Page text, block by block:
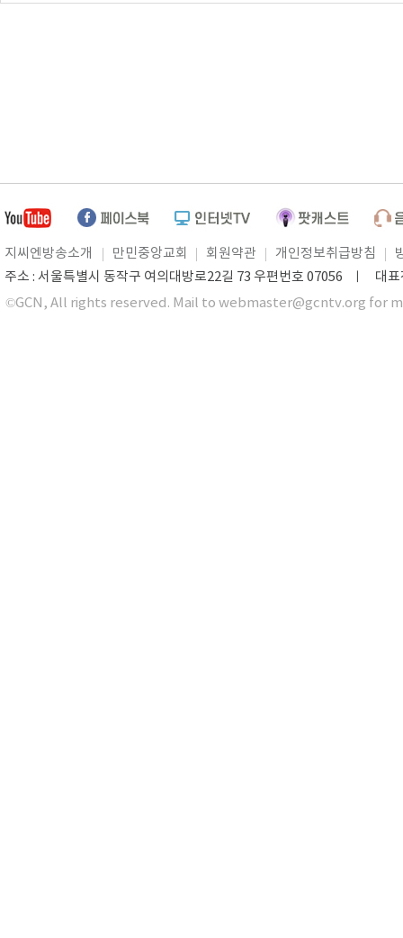
지씨엔방송소개 만민중앙교회 회원약관 개인정보취급방침
주소 : 서울특별시 동작구 여의대방로22길 73 우편번호 07056 ㅣ 대
©GCN, All rights reserved. Mail to webmaster@gcntv.org for